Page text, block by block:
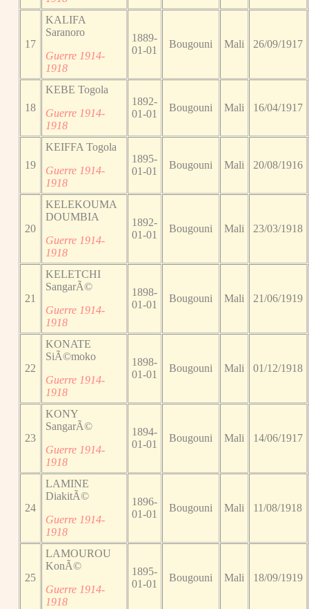
17
KALIFA
Saranoro
Guerre 1914-
1918
1889-
01-01
Bougouni Mali 26/09/1917
18
KEBE Togola
Guerre 1914-
1918
1892-
01-01
Bougouni Mali 16/04/1917
19
KEIFFA Togola
Guerre 1914-
1918
1895-
01-01
Bougouni Mali 20/08/1916
20
KELEKOUMA
DOUMBIA
Guerre 1914-
1918
1892-
01-01
Bougouni Mali 23/03/1918
21
KELETCHI
SangarÃ©
Guerre 1914-
1918
1898-
01-01
Bougouni Mali 21/06/1919
22
KONATE
SiÃ©moko
Guerre 1914-
1918
1898-
01-01
Bougouni Mali 01/12/1918
23
KONY
SangarÃ©
Guerre 1914-
1918
1894-
01-01
Bougouni Mali 14/06/1917
24
LAMINE
DiakitÃ©
Guerre 1914-
1918
1896-
01-01
Bougouni Mali 11/08/1918
25
LAMOUROU
KonÃ©
Guerre 1914-
1918
1895-
01-01
Bougouni Mali 18/09/1919